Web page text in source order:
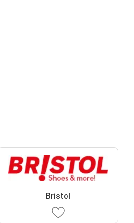
Bristol